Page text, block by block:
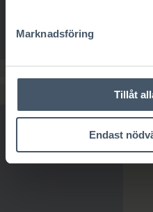
Marknadsföring
Tillåt
Endast
BYGG ONLINE